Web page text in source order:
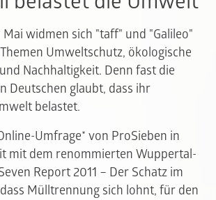
widmen sich "taff" und "Galileo"
Umweltschutz, ökologische
Nachhaltigkeit. Denn fast die
Deutschen glaubt, dass ihr
belastet.
Umfrage* von ProSieben in
mit dem renommierten Wuppertal-
Report 2011 – Der Schatz im
Mülltrennung sich lohnt, für den